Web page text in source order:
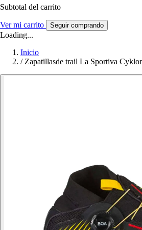
Subtotal del carrito
Ver mi carrito Seguir comprando
Loading...
Inicio
/ Zapatillasde trail La Sportiva